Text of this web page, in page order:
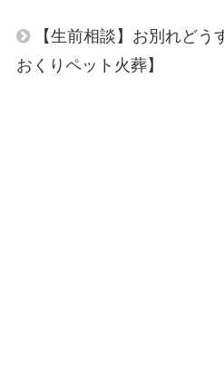
【生前相談】お別れどう
おくりペット火葬】